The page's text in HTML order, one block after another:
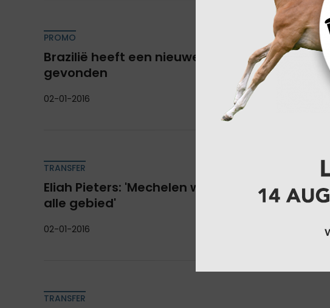
PROMO
Brazilië heeft een nieuwe chef d'equipe
gevonden
02-01-2016
TRANSFER
Eliah Pieters: 'Mechelen was een leerschool op
alle gebied'
02-01-2016
TRANSFER